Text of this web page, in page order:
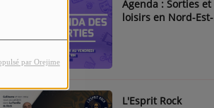
par Orejime
Agenda : Sorties et
loisirs en Nord-Est-
L'Esprit Rock